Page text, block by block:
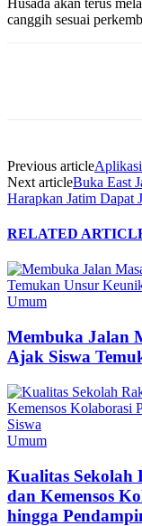
canggih sesuai
Previous article
Next articleBuka East
Harapkan Jatim Dapat
RELATED
Umum
Membuka Jalan
Ajak Siswa
Umum
Kualitas Sekolah
dan Kemensos
hingga